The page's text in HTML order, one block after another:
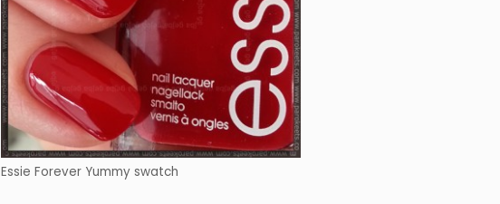
Essie Forever Yummy swatch